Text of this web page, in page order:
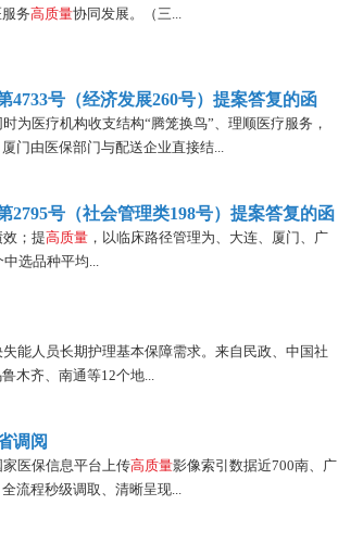
务高质量协同发展。（三...
4733号（经济发展260号）提案答复的函
为医疗机构收支结构“腾笼换鸟”、理顺医疗服务，
门由医保部门与配送企业直接结...
号（社会管理类198号）提案答复的函
；提高质量 ，以临床路径管理为、大连、厦门、广
选品种平均...
能人员长期护理基本保障需求。来自民政、中国社
木齐、南通等12个地...
调阅
医保信息平台上传高质量影像索引数据近700南、广
流程秒级调取、清晰呈现...